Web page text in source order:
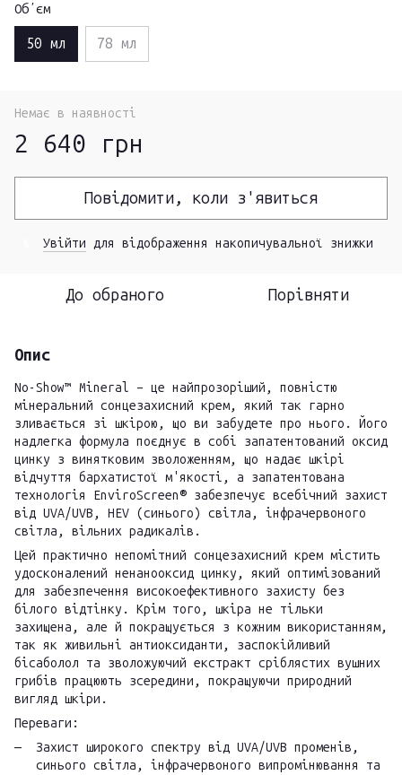
Обʼєм
50 мл 78 мл
Немає в наявності
2 640 грн
Повідомити, коли з'явиться
Увійти для відображення накопичувальної знижки
До обраного Порівняти
Опис
No-Show™ Mineral – це найпрозоріший, повністю
мінеральний сонцезахисний крем, який так гарно
зливається зі шкірою, що ви забудете про нього. Його
надлегка формула поєднує в собі запатентований оксид
цинку з винятковим зволоженням, що надає шкірі
відчуття бархатистої м'якості, а запатентована
технологія EnviroScreen® забезпечує всебічний захист
від UVA/UVB, HEV (синього) світла, інфрачервоного
світла, вільних радикалів.
Цей практично непомітний сонцезахисний крем містить
удосконалений ненанооксид цинку, який оптимізований
для забезпечення високоефективного захисту без
білого відтінку. Крім того, шкіра не тільки
захищена, але й покращується з кожним використанням,
так як живильні антиоксиданти, заспокійливий
бісаболол та зволожуючий екстракт сріблястих вушних
грибів працюють зсередини, покращуючи природний
вигляд шкіри.
Переваги:
Захист широкого спектру від UVA/UVB променів,
синього світла, інфрачервоного випромінювання та